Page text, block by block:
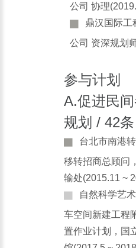
公司 协理
鼎汉国际工
公司 资深规划
参与计划
A.促进民
规划 / 42条
台北市南港
移转招商总顾问
输处(2015.11 ~
自然科学艺
车空间新建工程
置作业计划，国